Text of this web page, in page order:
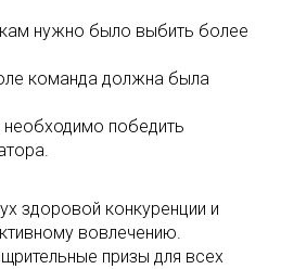
нужно было выбить более
команда должна была
победить
здоровой конкуренции и
вовлечению.
призы для всех